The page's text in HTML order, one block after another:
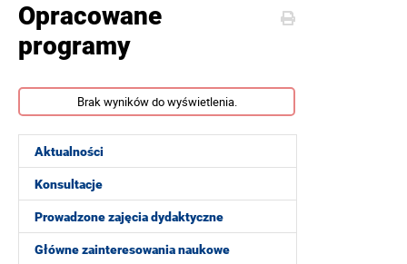
Aktualności
Konsultacje
Prowadzone zajęcia dydaktyczne
Główne zainteresowania naukowe
Opracowane
programy
Brak wyników do wyświetlenia.